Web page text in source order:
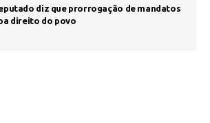
diz que prorrogação de mandatos
direito do povo